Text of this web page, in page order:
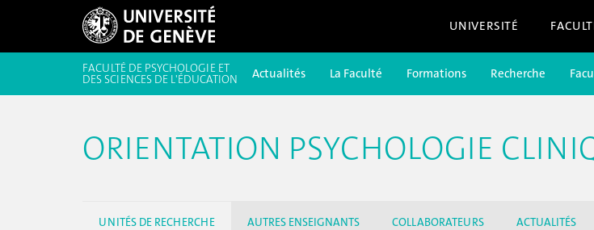
UNIVERSITÉ
FACULTÉ DE PSYCHOLOGIE ET
DES SCIENCES DE L'ÉDUCATION Actualités La Faculté Formations Recherche
ORIENTATION PSYCHOLOGIE
UNITÉS DE RECHERCHE AUTRES ENSEIGNANTS COLLABORATEURS ACTUALITÉS